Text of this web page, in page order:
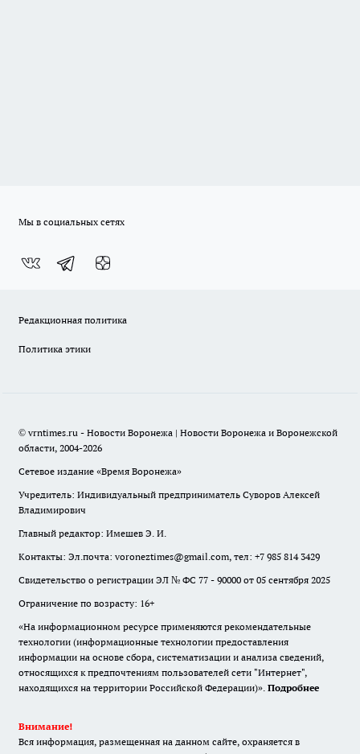
Мы в социальных сетях
Редакционная политика
Политика этики
© vrntimes.ru - Новости Воронежа | Новости Воронежа и Воронежской
области, 2004-2026
Сетевое издание «Время Воронежа»
Учредитель: Индивидуальный предприниматель Суворов Алексей
Владимирович
Главный редактор: Имешев Э. И.
Контакты: Эл.почта: voroneztimes@gmail.com, тел: +7 985 814 3429
Свидетельство о регистрации ЭЛ № ФС 77 - 90000 от 05 сентября 2025
Ограничение по возрасту: 16+
«На информационном ресурсе применяются рекомендательные
технологии (информационные технологии предоставления
информации на основе сбора, систематизации и анализа сведений,
относящихся к предпочтениям пользователей сети "Интернет",
находящихся на территории Российской Федерации)». Подробнее
Внимание!
Вся информация, размещенная на данном сайте, охраняется в